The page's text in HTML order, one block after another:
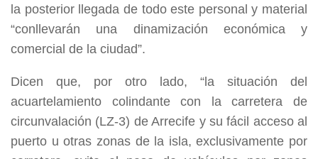
la posterior llegada de todo este personal y material
“conllevarán una dinamización económica y
comercial de la ciudad”.
Dicen que, por otro lado, “la situación del
acuartelamiento colindante con la carretera de
circunvalación (LZ-3) de Arrecife y su fácil acceso al
puerto u otras zonas de la isla, exclusivamente por